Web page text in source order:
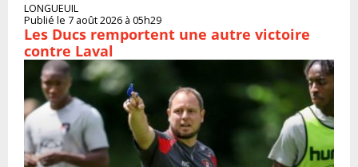
LONGUEUIL
Publié le 7 août 2026 à 05h29
Les Ducs remportent une autre victoire
contre Laval